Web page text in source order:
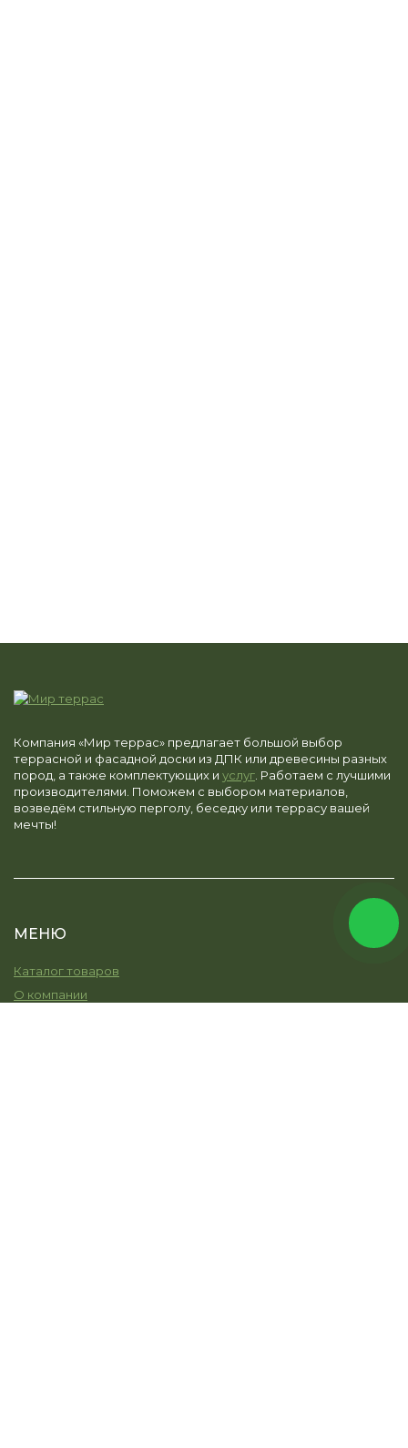
Компания «Мир террас» предлагает большой выбор
террасной и фасадной доски из ДПК или древесины разных
пород, а также комплектующих и услуг . Работаем с лучшими
производителями. Поможем с выбором материалов,
возведём стильную перголу, беседку или террасу вашей
мечты!
МЕНЮ
Каталог товаров
О компании